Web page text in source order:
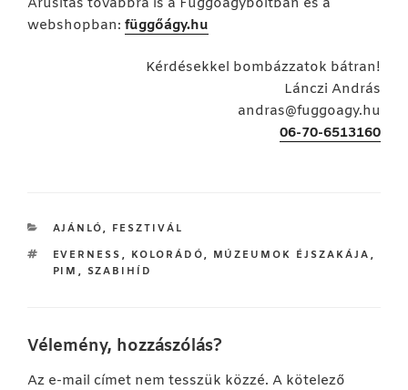
webshopban: függőágy.hu
Kérdésekkel bombázzatok bátran!
Lánczi András
andras@fuggoagy.hu
06-70-6513160
KATEGÓRIÁK
AJÁNLÓ, FESZTIVÁL
CÍMKÉK
EVERNESS , KOLORÁDÓ, MÚZEUMOK ÉJSZAKÁJA ,
PIM , SZABIHÍD
Vélemény, hozzászólás?
Az e-mail címet nem tesszük közzé. A kötelező